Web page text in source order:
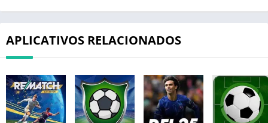
APLICATIVOS RELACIONADOS